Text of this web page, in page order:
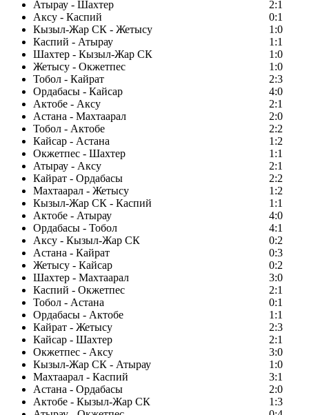
Атырау - Шахтер
2:1
Аксу - Каспий
0:1
Кызыл-Жар СК - Жетысу
1:0
Каспий - Атырау
1:1
Шахтер - Кызыл-Жар СК
1:0
Жетысу - Окжетпес
1:0
Тобол - Кайрат
2:3
Ордабасы - Кайсар
4:0
Актобе - Аксу
2:1
Астана - Махтаарал
2:0
Тобол - Актобе
2:2
Кайсар - Астана
1:2
Окжетпес - Шахтер
1:1
Атырау - Аксу
2:1
Кайрат - Ордабасы
2:2
Махтаарал - Жетысу
1:2
Кызыл-Жар СК - Каспий
1:1
Актобе - Атырау
4:0
Ордабасы - Тобол
4:1
Аксу - Кызыл-Жар СК
0:2
Астана - Кайрат
0:3
Жетысу - Кайсар
0:2
Шахтер - Махтаарал
3:0
Каспий - Окжетпес
2:1
Тобол - Астана
0:1
Ордабасы - Актобе
1:1
Кайрат - Жетысу
2:3
Кайсар - Шахтер
2:1
Окжетпес - Аксу
3:0
Кызыл-Жар СК - Атырау
1:0
Махтаарал - Каспий
3:1
Астана - Ордабасы
2:0
Актобе - Кызыл-Жар СК
1:3